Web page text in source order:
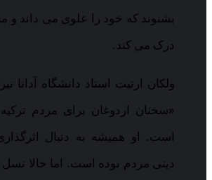
بشنوند که خود را علوی می داند و
درک می کند.
ولکان ارتیت استاد دانشگاه آدانا
«سخنان اردوغان برای مردم
است. او همیشه به دنبال
دینی مردم بوده است. اما حالا نسل